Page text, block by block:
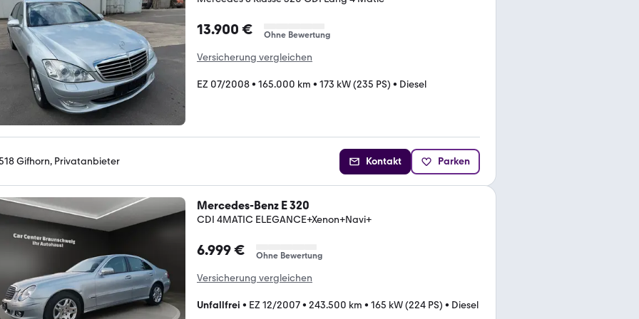
13.900 € Ohne Bewertung
Versicherung vergleichen
EZ 07/2008• 165.000 km • 173 kW (235 PS) • Diesel
Gifhorn, Privatanbieter Kontakt Parken
Mercedes-Benz E 320
CDI 4MATIC ELEGANCE+Xenon+Navi+
6.999 € Ohne Bewertung
Versicherung vergleichen
Unfallfrei • EZ 12/2007• 243.500 km • 165 kW (224 PS) • Diesel